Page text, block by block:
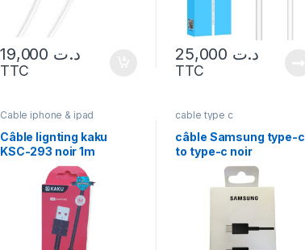
د.ت
TTC
د.ت
TTC
Cable iphone & ipad
Câble lignting kaku
KSC-293 noir 1m
cable type c
câble Samsung type-c
to type-c noir